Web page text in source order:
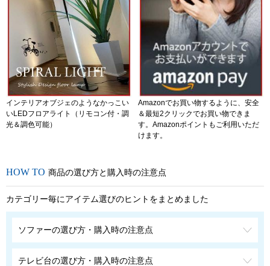
インテリアオブジェのようなかっこい
いLEDフロアライト（リモコン付・調
光＆調色可能）
Amazonでお買い物するように、安全
＆最短2クリックでお買い物できま
す。Amazonポイントもご利用いただ
けます。
商品の選び方と購入時の注意点
カテゴリー毎にアイテム選びのヒントをまとめました
ソファーの選び方・購入時の注意点
テレビ台の選び方・購入時の注意点